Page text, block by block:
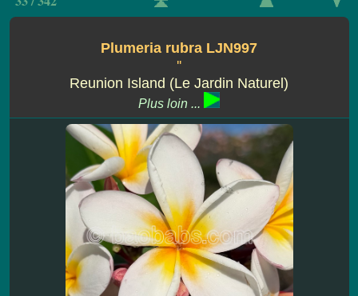
Plumeria rubra LJN997
''
Reunion Island (Le Jardin Naturel)
Plus loin ...